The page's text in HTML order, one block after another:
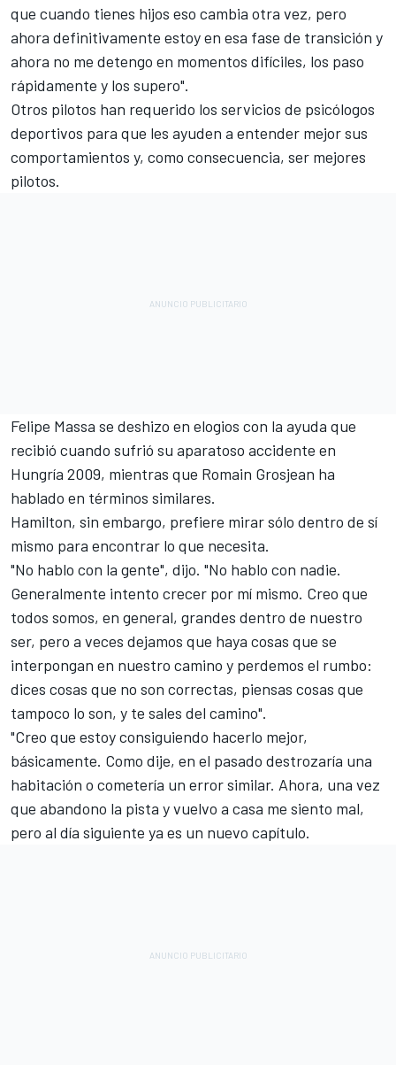
que cuando tienes hijos eso cambia otra vez, pero
ahora definitivamente estoy en esa fase de transición y
ahora no me detengo en momentos difíciles, los paso
rápidamente y los supero".
Otros pilotos han requerido los servicios de psicólogos
deportivos para que les ayuden a entender mejor sus
comportamientos y, como consecuencia, ser mejores
pilotos.
Felipe Massa se deshizo en elogios con la ayuda que
recibió cuando sufrió su aparatoso accidente en
Hungría 2009, mientras que Romain Grosjean ha
hablado en términos similares.
Hamilton, sin embargo, prefiere mirar sólo dentro de sí
mismo para encontrar lo que necesita.
"No hablo con la gente", dijo. "No hablo con nadie.
Generalmente intento crecer por mí mismo. Creo que
todos somos, en general, grandes dentro de nuestro
ser, pero a veces dejamos que haya cosas que se
interpongan en nuestro camino y perdemos el rumbo:
dices cosas que no son correctas, piensas cosas que
tampoco lo son, y te sales del camino".
"Creo que estoy consiguiendo hacerlo mejor,
básicamente. Como dije, en el pasado destrozaría una
habitación o cometería un error similar. Ahora, una vez
que abandono la pista y vuelvo a casa me siento mal,
pero al día siguiente ya es un nuevo capítulo.